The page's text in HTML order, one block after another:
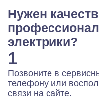
Нужен
электрики?
1
Позвоните в
телефону или
связи на сайте.